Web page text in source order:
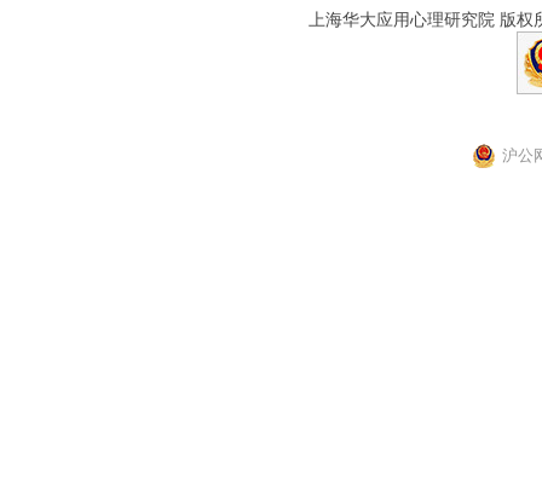
上海华大应用心理研究院 版
沪公